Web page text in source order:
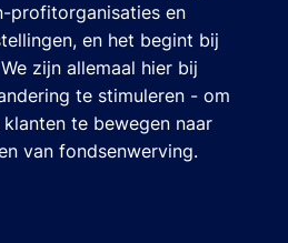
profitorganisaties en
en het begint bij
zijn allemaal hier bij
te stimuleren - om
te bewegen naar
van fondsenwerving.